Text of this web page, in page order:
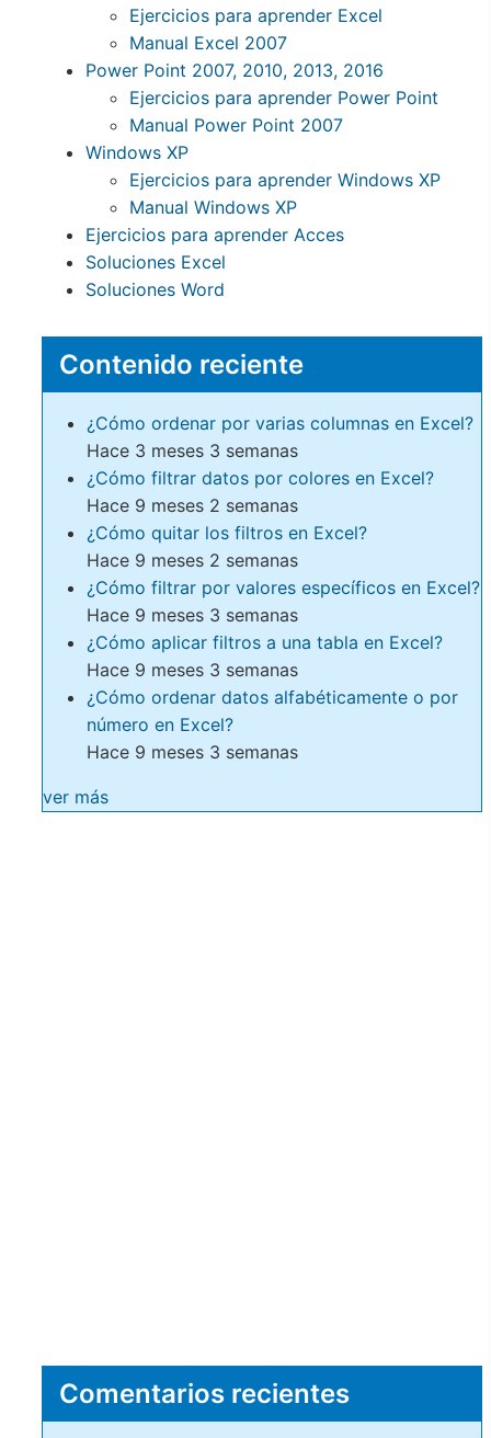
Ejercicios para aprender Excel
Manual Excel 2007
Power Point 2007, 2010, 2013, 2016
Ejercicios para aprender Power Point
Manual Power Point 2007
Windows XP
Ejercicios para aprender Windows XP
Manual Windows XP
Ejercicios para aprender Acces
Soluciones Excel
Soluciones Word
Contenido reciente
¿Cómo ordenar por varias columnas en Excel?
Hace 3 meses 3 semanas
¿Cómo filtrar datos por colores en Excel?
Hace 9 meses 2 semanas
¿Cómo quitar los filtros en Excel?
Hace 9 meses 2 semanas
¿Cómo filtrar por valores específicos en Excel?
Hace 9 meses 3 semanas
¿Cómo aplicar filtros a una tabla en Excel?
Hace 9 meses 3 semanas
¿Cómo ordenar datos alfabéticamente o por
número en Excel?
Hace 9 meses 3 semanas
ver más
Comentarios recientes